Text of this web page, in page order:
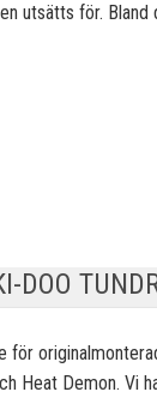
utsätts för.
DOO
för
Heat Demon. Vi